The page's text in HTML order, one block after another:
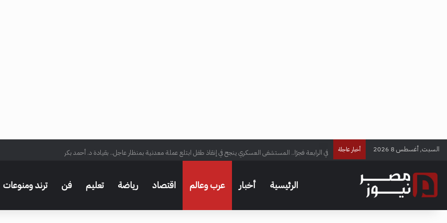
السبت, أغسطس 8 2026 أخبار عاجلة في الرابعة فجرًا.. المستشفى العسكري ينجح في إنقاذ طفل ابتلع عملة معدنية بمنظار عاجل.. بقيادة د. أحمد بكر
الرئيسية أخبار عرب وعالم اقتصاد رياضة تعليم فن ترند ومنوعات